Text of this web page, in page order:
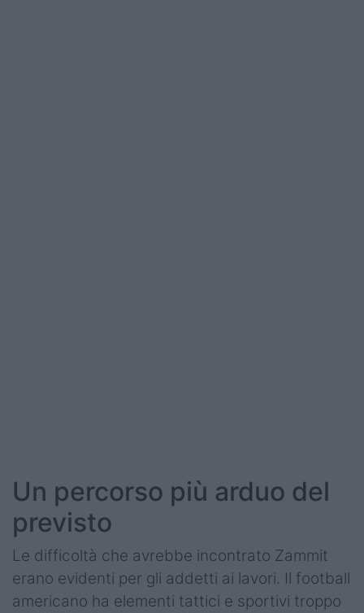
Un percorso più arduo del
previsto
Le difficoltà che avrebbe incontrato Zammit
erano evidenti per gli addetti ai lavori. Il football
americano ha elementi tattici e sportivi troppo